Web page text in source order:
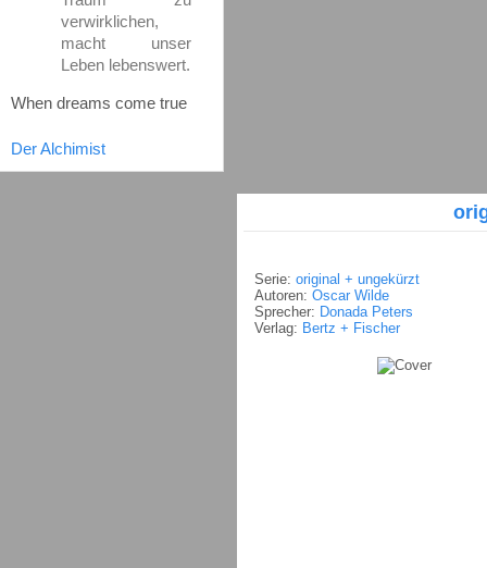
verwirklichen,
macht unser
Leben lebenswert.
When dreams come true
Der Alchimist
Serie: original + ungekürzt
Autoren: Oscar Wilde
Sprecher: Donada Peters
Verlag: Bertz + Fischer